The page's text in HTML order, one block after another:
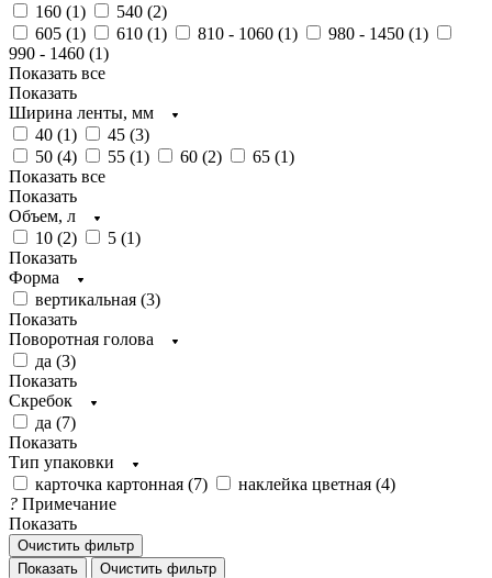
160 (1) 540 (2)
605 (1) 610 (1) 810 - 1060 (1) 980 - 1450 (1)
990 - 1460 (1)
Показать все
Показать
Ширина ленты, мм
40 (1) 45 (3)
50 (4) 55 (1) 60 (2) 65 (1)
Показать все
Показать
Объем, л
10 (2) 5 (1)
Показать
Форма
вертикальная (3)
Показать
Поворотная голова
да (3)
Показать
Скребок
да (7)
Показать
Тип упаковки
карточка картонная (7) наклейка цветная (4)
? Примечание
Показать
Очистить фильтр
Показать
Очистить фильтр